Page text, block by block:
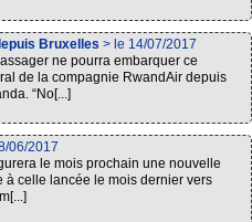
Bruxelles > le 14/07/2017
ne pourra embarquer ce
de la compagnie RwandAir depuis
“No[...]
06/2017
le mois prochain une nouvelle
à celle lancée le mois dernier vers